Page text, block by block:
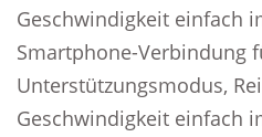
Geschwindigkeit einfach
Smartphone-Verbindung
Unterstützungsmodus,
Geschwindigkeit einfach